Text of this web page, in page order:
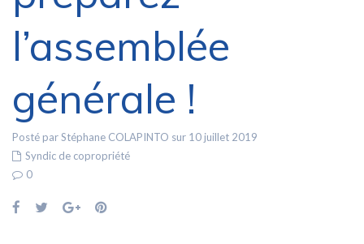
l’assemblée
générale !
Posté par Stéphane COLAPINTO sur 10 juillet 2019
Syndic de copropriété
0